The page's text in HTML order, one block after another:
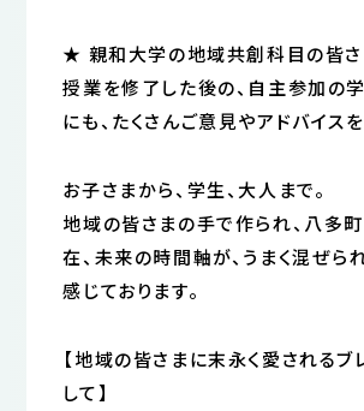
★ 親和大学の地域共創科目の皆さ
授業を修了した後の、自主参加の
にも、たくさんご意見やアドバイス
お子さまから、学生、大人まで。
地域の皆さまの手で作られ、八多
在、未来の時間軸が、うまく混ぜら
感じております。
【地域の皆さまに末永く愛されるブ
して】